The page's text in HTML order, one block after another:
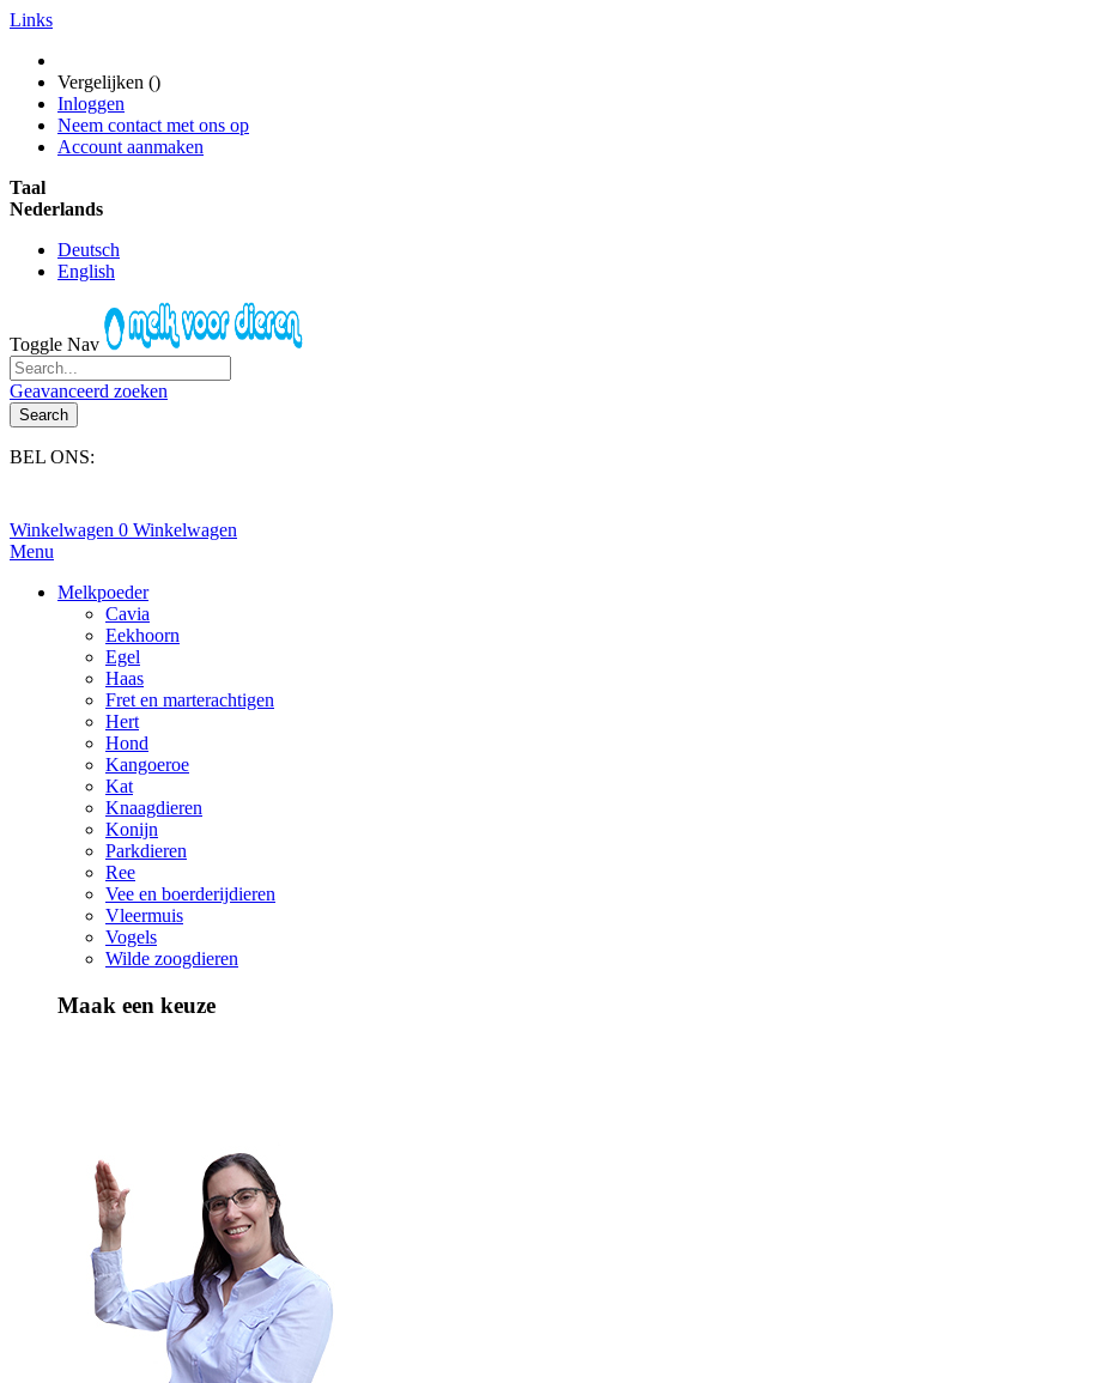
Links
Vergelijken ()
Inloggen
Neem contact met ons op
Account aanmaken
Taal
Nederlands
Deutsch
English
Toggle Nav
Geavanceerd zoeken
Search
BEL ONS:
Winkelwagen 0 Winkelwagen
Menu
Melkpoeder
Cavia
Eekhoorn
Egel
Haas
Fret en marterachtigen
Hert
Hond
Kangoeroe
Kat
Knaagdieren
Konijn
Parkdieren
Ree
Vee en boerderijdieren
Vleermuis
Vogels
Wilde zoogdieren
Maak een keuze